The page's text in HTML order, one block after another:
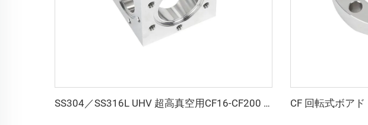
SS304／SS316L UHV 超高真空用CF16-CF200 高真空CF 6方向キューブ ステンレス鋼製 無溶接一体切削加工品 超高品質パイプ継手 フランジ